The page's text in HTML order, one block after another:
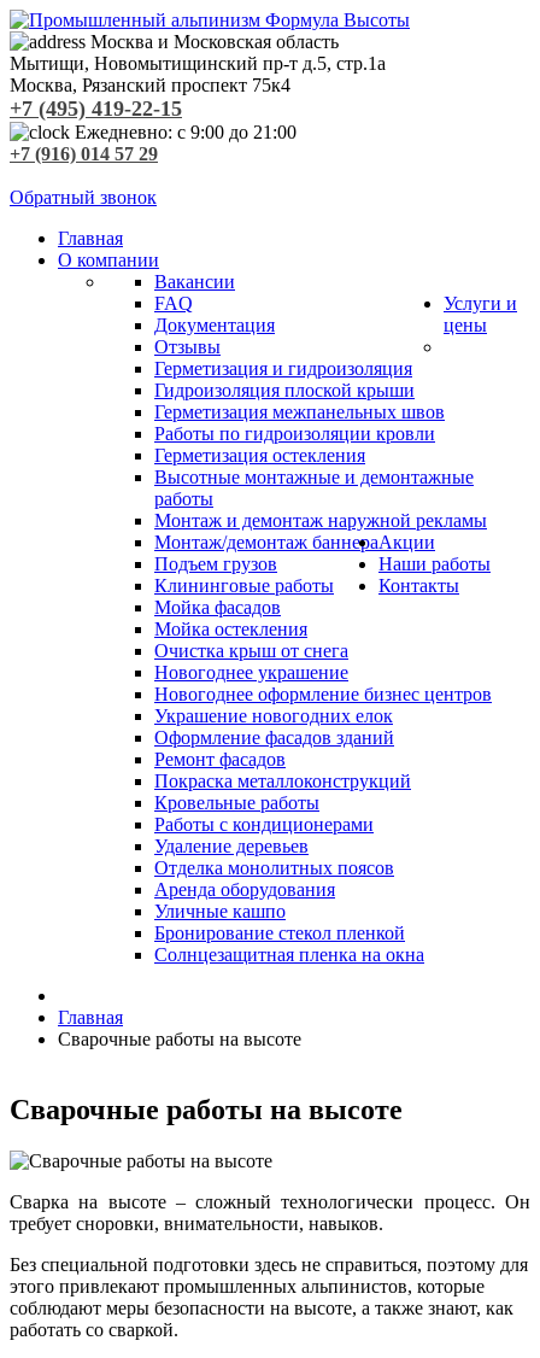
Москва и Московская область
Мытищи, Новомытищинский пр-т д.5, стр.1а
Москва, Рязанский проспект 75к4
+7 (495) 419-22-15
Ежедневно: с 9:00 до 21:00
+7 (916) 014 57 29
Обратный звонок
Главная
О компании
Вакансии
FAQ
Документация
Отзывы
Услуги и
цены
Герметизация и гидроизоляция
Гидроизоляция плоской крыши
Герметизация межпанельных швов
Работы по гидроизоляции кровли
Герметизация остекления
Высотные монтажные и демонтажные
работы
Монтаж и демонтаж наружной рекламы
Монтаж/демонтаж баннера
Подъем грузов
Клининговые работы
Мойка фасадов
Мойка остекления
Очистка крыш от снега
Новогоднее украшение
Новогоднее оформление бизнес центров
Украшение новогодних елок
Оформление фасадов зданий
Ремонт фасадов
Покраска металлоконструкций
Кровельные работы
Работы с кондиционерами
Удаление деревьев
Отделка монолитных поясов
Аренда оборудования
Уличные кашпо
Бронирование стекол пленкой
Солнцезащитная пленка на окна
Акции
Наши работы
Контакты
Главная
Сварочные работы на высоте
Сварочные работы на высоте
Сварка на высоте – сложный технологически процесс. Он
требует сноровки, внимательности, навыков.
Без специальной подготовки здесь не справиться, поэтому для
этого привлекают промышленных альпинистов, которые
соблюдают меры безопасности на высоте, а также знают, как
работать со сваркой.